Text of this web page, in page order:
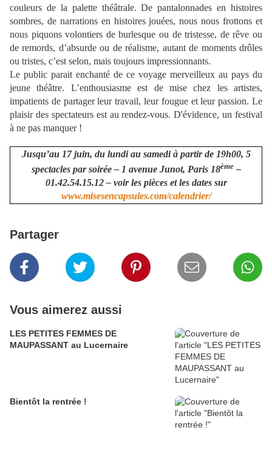
couleurs de la palette théâtrale. De pantalonnades en histoires
sombres, de narrations en histoires jouées, nous nous frottons et
nous piquons volontiers de burlesque ou de tristesse, de rêve ou
de remords, d’absurde ou de réalisme, autant de moments drôles
ou tristes, c’est selon, mais toujours impressionnants.
Le public parait enchanté de ce voyage merveilleux au pays du
jeune théâtre. L’enthousiasme est de mise chez les artistes,
impatients de partager leur travail, leur fougue et leur passion. Le
plaisir des spectateurs est au rendez-vous. D'évidence, un festival
à ne pas manquer !
Jusqu’au 17 juin, du lundi au samedi à partir de 19h00, 5
spectacles par soirée – 1 avenue Junot, Paris 18ème–
01.42.54.15.12 – voir les pièces et les dates sur
www.misesencapsules.com/calendrier/
Partager
Vous aimerez aussi
LES PETITES FEMMES DE
MAUPASSANT au Lucernaire
Bientôt la rentrée !